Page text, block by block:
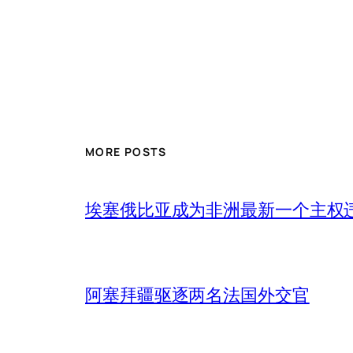
MORE POSTS
埃塞俄比亚成为非洲最新一个主权
阿塞拜疆驱逐两名法国外交官